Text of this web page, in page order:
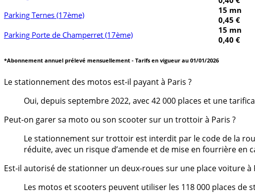
Parking Ternes (17ème)
15 mn
0,45 €
Parking Porte de Champerret (17ème)
15 mn
0,40 €
*Abonnement annuel prélevé mensuellement - Tarifs en vigueur au 01/01/2026
Le stationnement des motos est-il payant à Paris ?
Oui, depuis septembre 2022, avec 42 000 places et une
Peut-on garer sa moto ou son scooter sur un trottoir à Paris ?
Le stationnement sur trottoir est interdit par le code de la
réduite, avec un risque d’amende et de mise en fourrière en
Est-il autorisé de stationner un deux-roues sur une place voiture à
Les motos et scooters peuvent utiliser les 118 000 places